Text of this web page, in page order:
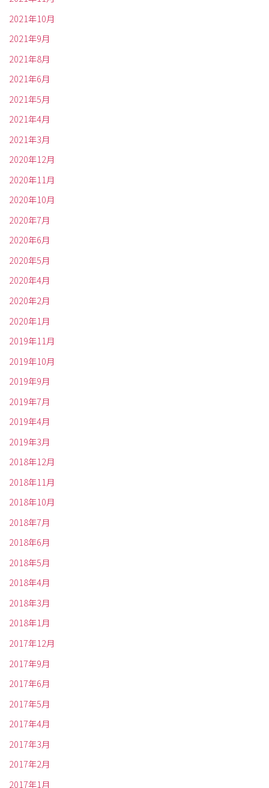
2021年10月
2021年9月
2021年8月
2021年6月
2021年5月
2021年4月
2021年3月
2020年12月
2020年11月
2020年10月
2020年7月
2020年6月
2020年5月
2020年4月
2020年2月
2020年1月
2019年11月
2019年10月
2019年9月
2019年7月
2019年4月
2019年3月
2018年12月
2018年11月
2018年10月
2018年7月
2018年6月
2018年5月
2018年4月
2018年3月
2018年1月
2017年12月
2017年9月
2017年6月
2017年5月
2017年4月
2017年3月
2017年2月
2017年1月